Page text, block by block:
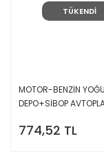
TÜKENDİ
MOTOR-BENZİN
DEPO+SİBOP
774,52 TL